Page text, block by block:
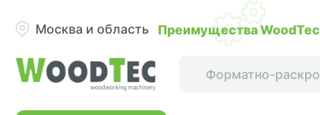
Москва и область Преимущества WoodTec